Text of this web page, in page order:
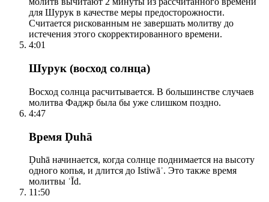
для Шурук в качестве меры предосторожности.
Считается рискованным не завершать молитву до
истечения этого скорректированного времени.
4:01
Шурук (восход солнца)
Восход солнца расчитывается. В большинстве случаев
молитва Фаджр была бы уже слишком поздно.
4:47
Время Ḍuhā
Ḍuhā начинается, когда солнце поднимается на высоту
одного копья, и длится до Istiwāʾ. Это также время
молитвы ʿĪd.
11:50